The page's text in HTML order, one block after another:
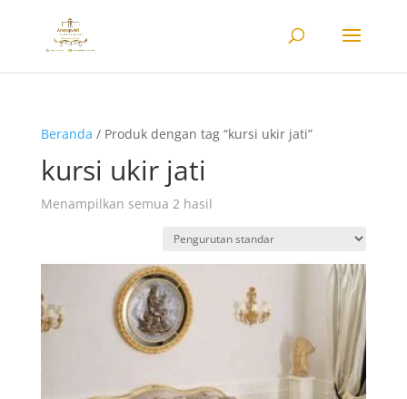
Beranda / Produk dengan tag “kursi ukir jati”
kursi ukir jati
Menampilkan semua 2 hasil